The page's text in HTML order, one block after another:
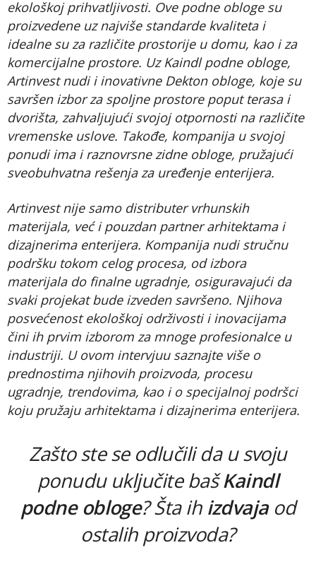
ekološkoj prihvatljivosti. Ove podne obloge su
proizvedene uz najviše standarde kvaliteta i
idealne su za različite prostorije u domu, kao i za
komercijalne prostore. Uz Kaindl podne obloge,
Artinvest nudi i inovativne Dekton obloge, koje su
savršen izbor za spoljne prostore poput terasa i
dvorišta, zahvaljujući svojoj otpornosti na različite
vremenske uslove. Takođe, kompanija u svojoj
ponudi ima i raznovrsne zidne obloge, pružajući
sveobuhvatna rešenja za uređenje enterijera.
Artinvest nije samo distributer vrhunskih
materijala, već i pouzdan partner arhitektama i
dizajnerima enterijera. Kompanija nudi stručnu
podršku tokom celog procesa, od izbora
materijala do finalne ugradnje, osiguravajući da
svaki projekat bude izveden savršeno. Njihova
posvećenost ekološkoj održivosti i inovacijama
čini ih prvim izborom za mnoge profesionalce u
industriji. U ovom intervjuu saznajte više o
prednostima njihovih proizvoda, procesu
ugradnje, trendovima, kao i o specijalnoj podršci
koju pružaju arhitektama i dizajnerima enterijera.
Zašto ste se odlučili da u svoju
ponudu uključite bašKaindl
podne obloge? Šta ih izdvajaod
ostalih proizvoda?